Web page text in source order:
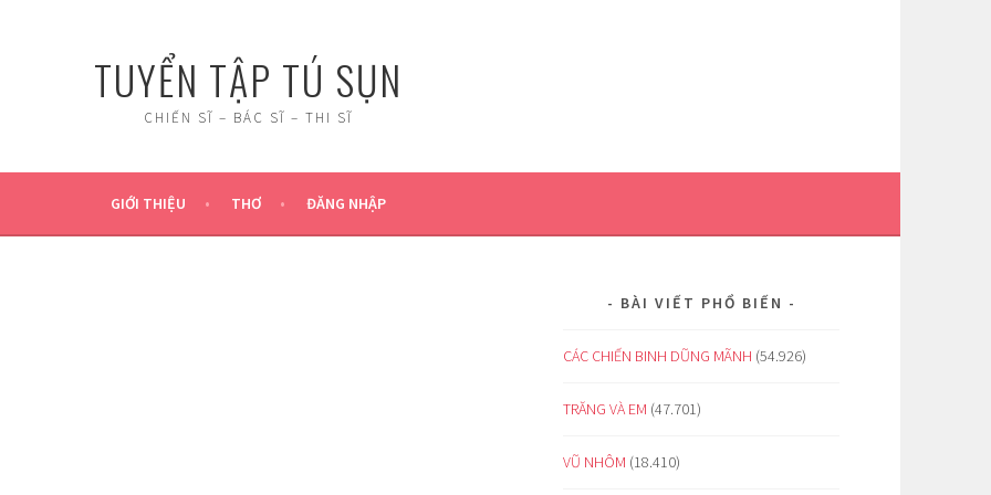
TUYỂN TẬP TÚ SỤN
CHIẾN SĨ – BÁC SĨ – THI SĨ
GIỚI THIỆU THƠ ĐĂNG NHẬP
BÀI VIẾT PHỔ BIẾN
CÁC CHIẾN BINH DŨNG MÃNH (54.926)
TRĂNG VÀ EM (47.701)
VŨ NHÔM (18.410)